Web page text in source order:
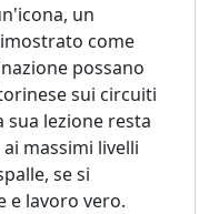
un
come
possano
sui circuiti
sua lezione resta
massimi livelli
se si
e lavoro vero.